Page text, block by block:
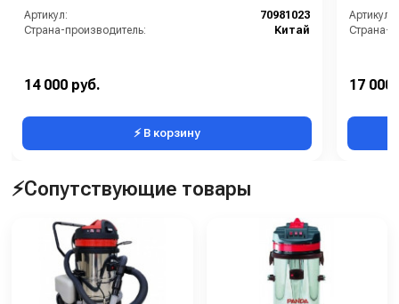
Артикул:
70981023
Страна-производитель:
Китай
14 000 руб.
⚡ В корзину
Артикул:
Страна-
17 000
⚡Сопутствующие товары